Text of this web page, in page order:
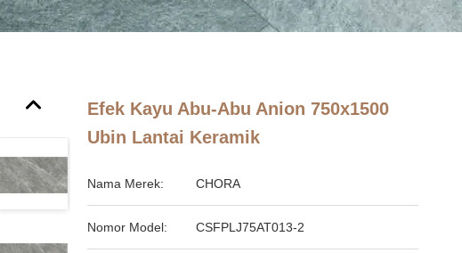
Efek Kayu Abu-Abu Anion 750x1500
Ubin Lantai Keramik
Nama Merek: CHORA
Nomor Model: CSFPLJ75AT013-2